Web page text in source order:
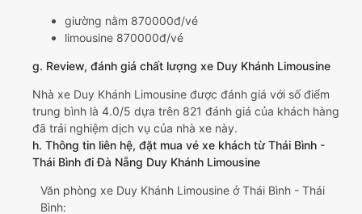
giường nằm 870000đ/vé
limousine 870000đ/vé
g. Review, đánh giá chất lượng xe Duy Khánh Limousine
Nhà xe Duy Khánh Limousine được đánh giá với số điểm
trung bình là 4.0/5 dựa trên 821 đánh giá của khách hàng
đã trải nghiệm dịch vụ của nhà xe này.
h. Thông tin liên hệ, đặt mua vé xe khách từ Thái Bình -
Thái Bình đi Đà Nẵng Duy Khánh Limousine
Văn phòng xe Duy Khánh Limousine ở Thái Bình - Thái
Bình: